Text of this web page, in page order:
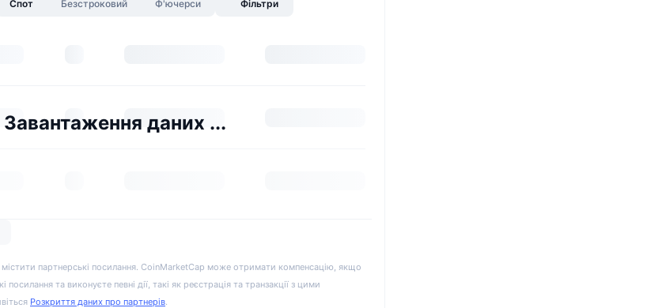
Спот Безстроковий Ф'ючерси Фільтри
Завантаження даних ...
партнерські посилання. CoinMarketCap може отримати компенсацію, якщо
посилання та виконуєте певні дії, такі як реєстрація та транзакції з цими
Розкриття даних про партнерів.